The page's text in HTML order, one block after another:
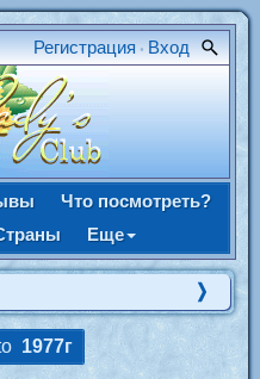
Регистрация • Вход
Что посмотреть?
Еще
1977г